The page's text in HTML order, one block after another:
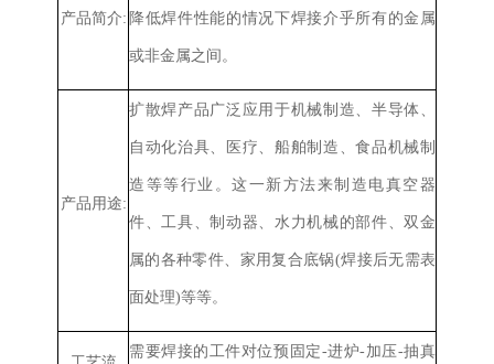
产品简介: 降低焊件性能的情况下焊接介乎所有的金属
或非金属之间。
产品用途:
扩散焊产品广泛应用于机械制造、半导体、
自动化治具、医疗、船舶制造、食品机械制
造等等行业。这一新方法来制造电真空器
件、工具、制动器、水力机械的部件、双金
属的各种零件、家用复合底锅(焊接后无需表
面处理)等等。
需要焊接的工件对位预固定-进炉-加压-抽真